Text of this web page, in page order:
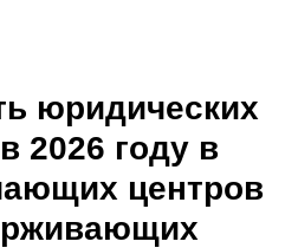
юридических
2026 годув
центров